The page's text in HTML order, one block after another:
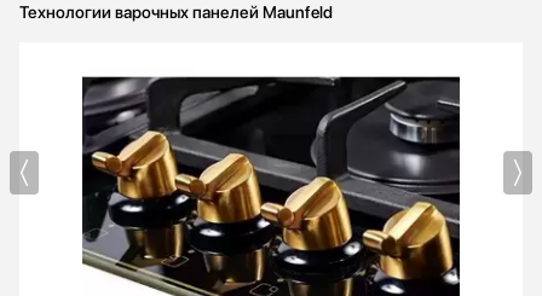
Технологии варочных панелей Maunfeld